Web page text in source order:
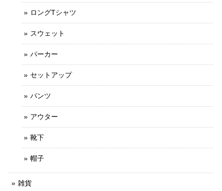
ロングTシャツ
スウェット
パーカー
セットアップ
パンツ
アウター
靴下
帽子
雑貨